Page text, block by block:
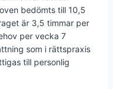
bedömts till 10,5
är 3,5 timmar per
per vecka 7
som i rättspraxis
till personlig